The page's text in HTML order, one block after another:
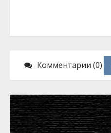
Комментарии (0)